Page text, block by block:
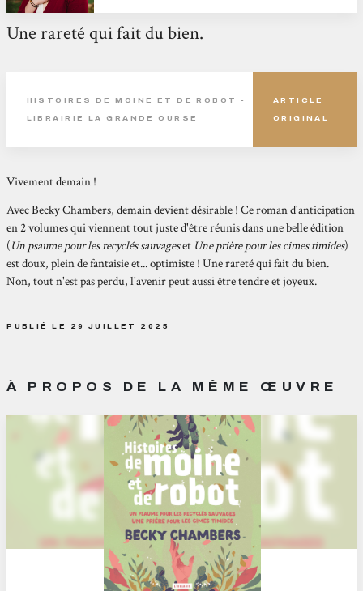
Une rareté qui fait du bien.
HISTOIRES DE MOINE ET DE ROBOT -
LIBRAIRIE LA GRANDE OURSE
ARTICLE
ORIGINAL
Vivement demain !
Avec Becky Chambers, demain devient désirable ! Ce roman d'anticipation
en 2 volumes qui viennent tout juste d'être réunis dans une belle édition
(Un psaume pour les recyclés sauvageset Une prière pour les cimes timides)
est doux, plein de fantaisie et... optimiste ! Une rareté qui fait du bien.
Non, tout n'est pas perdu, l'avenir peut aussi être tendre et joyeux.
PUBLIÉ LE 29 JUILLET 2025
À PROPOS DE LA MÊME ŒUVRE